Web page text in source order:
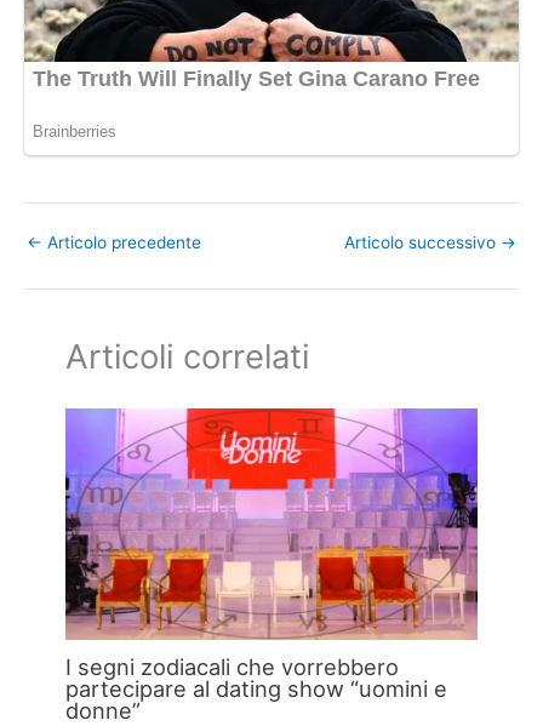
← Articolo precedente Articolo successivo →
Articoli correlati
I segni zodiacali che vorrebbero
partecipare al dating show “uomini e
donne”